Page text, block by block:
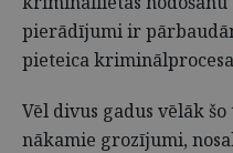
pierādījumi ir
pieteica
Vēl divus gadus vēlāk
nākamie grozījumi,